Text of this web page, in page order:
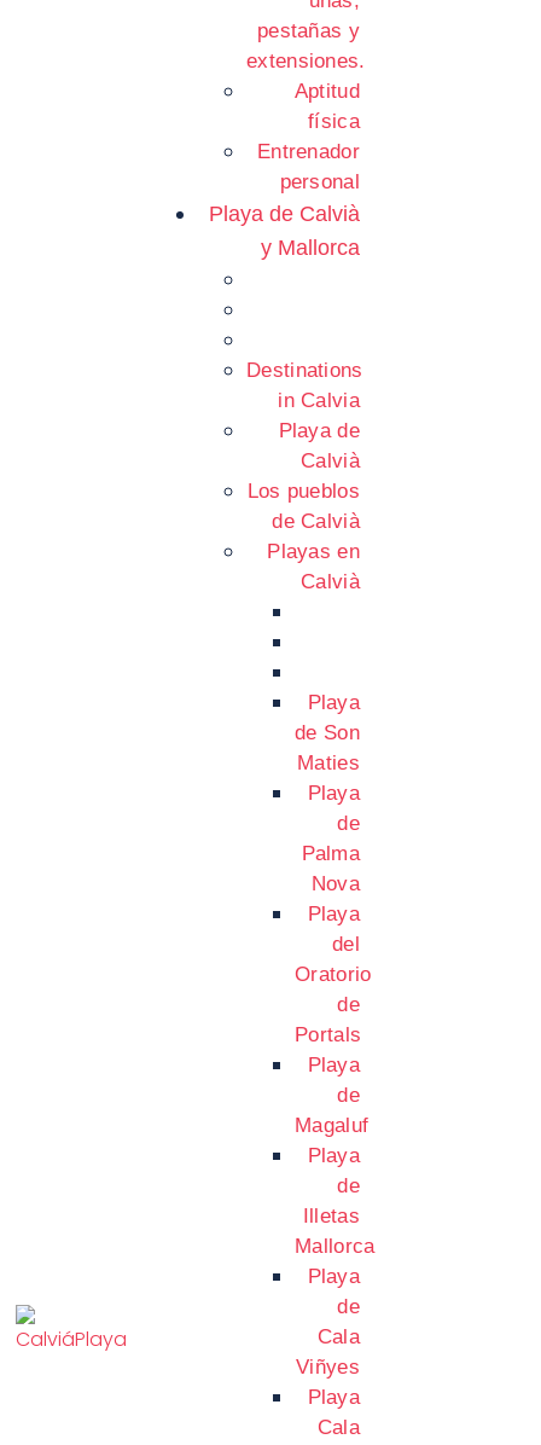
pestañas y
extensiones.
Aptitud
física
Entrenador
personal
Playa de Calvià
y Mallorca
Destinations
in Calvia
Playa de
Calvià
Los pueblos
de Calvià
Playas en
Calvià
Playa
de Son
Maties
Playa
de
Palma
Nova
Playa
del
Oratorio
de
Portals
Playa
de
Magaluf
Playa
de
Illetas
Mallorca
Playa
de
Cala
Viñyes
Playa
Cala